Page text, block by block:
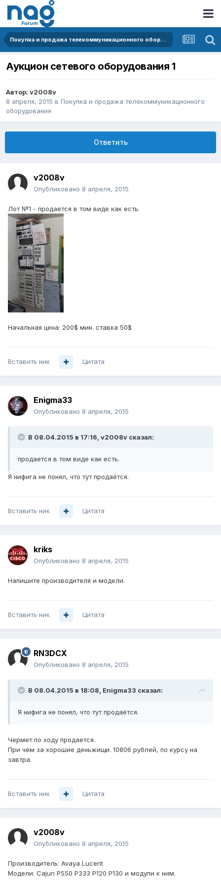
Покупка и продажа телекоммуникационного оборудования
Аукцион сетевого оборудования 1
Автор: v2008v
8 апреля, 2015 в Покупка и продажа телекоммуникационного
оборудования
Ответить
v2008v
Опубликовано 8 апреля, 2015
Лот №1 - продается в том виде как есть.
Начальная цена: 200$ мин. ставка 50$
Вставить ник Цитата
Enigma33
Опубликовано 8 апреля, 2015
В 08.04.2015 в 17:16, v2008v сказал:
продается в том виде как есть.
Я нифига не понял, что тут продаётся.
Вставить ник Цитата
kriks
Опубликовано 8 апреля, 2015
Напишите производителя и модели.
Вставить ник Цитата
RN3DCX
Опубликовано 8 апреля, 2015
В 08.04.2015 в 18:08, Enigma33 сказал:
Я нифига не понял, что тут продаётся.
Чермет по ходу продается.
При чём за хорошие деньжищи. 10806 рублей, по курсу на
завтра.
Вставить ник Цитата
v2008v
Опубликовано 8 апреля, 2015
Производитель: Avaya Lucent
Модели: Cajun P550 P333 P120 P130 и модули к ним.